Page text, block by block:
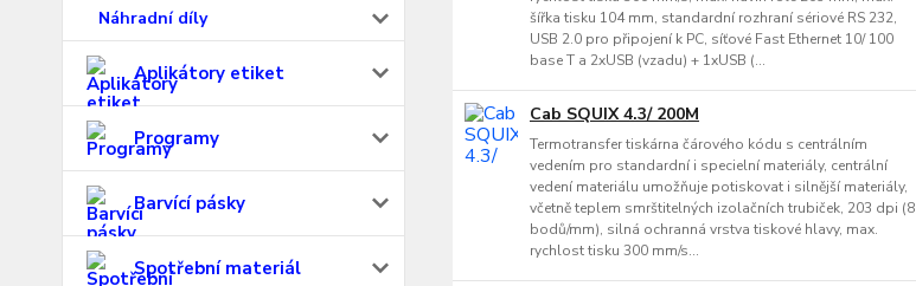
Náhradní díly
Aplikátory etiket
Programy
Barvící pásky
Spotřební materiál
šířka tisku 104 mm, standardní rozhraní sériové RS 232,
USB 2.0 pro připojení k PC, síťové Fast Ethernet 10/ 100
base T a 2xUSB (vzadu) + 1xUSB (...
Cab SQUIX 4.3/ 200M
Termotransfer tiskárna čárového kódu s centrálním
vedením pro standardní i specielní materiály, centrální
vedení materiálu umožňuje potiskovat i silnější materiály,
včetně teplem smrštitelných izolačních trubiček, 203 dpi (8
bodů/mm), silná ochranná vrstva tiskové hlavy, max.
rychlost tisku 300 mm/s...